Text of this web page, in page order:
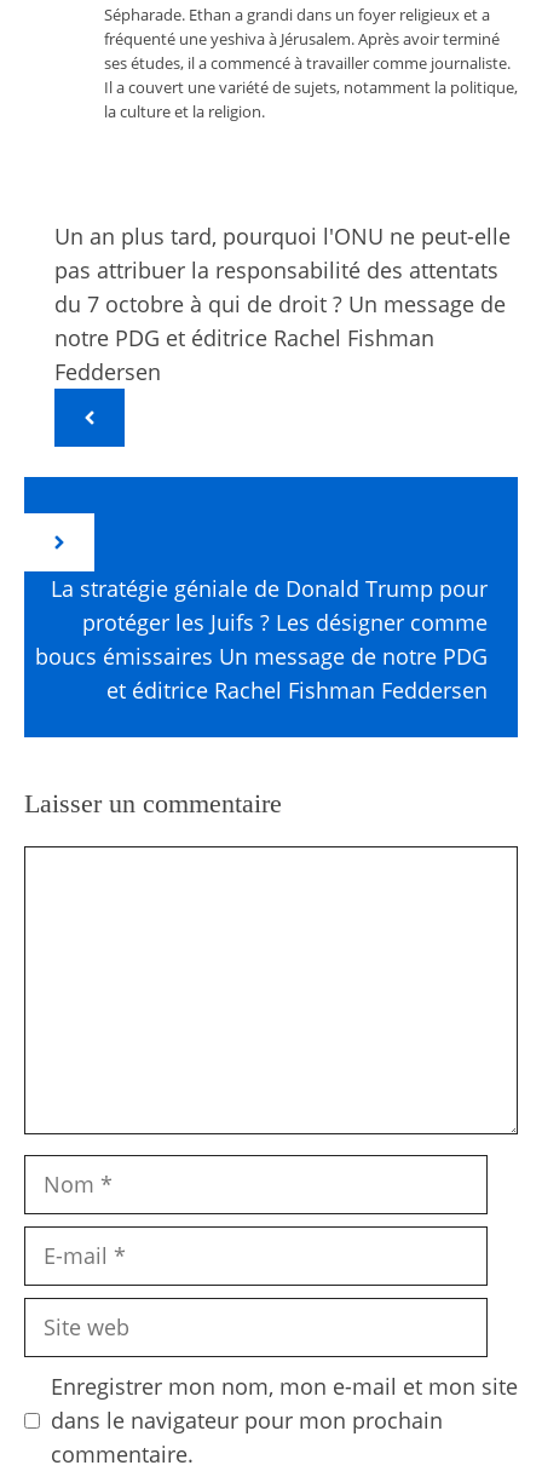
Sépharade. Ethan a grandi dans un foyer religieux et a
fréquenté une yeshiva à Jérusalem. Après avoir terminé
ses études, il a commencé à travailler comme journaliste.
Il a couvert une variété de sujets, notamment la politique,
la culture et la religion.
Un an plus tard, pourquoi l'ONU ne peut-elle
pas attribuer la responsabilité des attentats
du 7 octobre à qui de droit ? Un message de
notre PDG et éditrice Rachel Fishman
Feddersen
La stratégie géniale de Donald Trump pour
protéger les Juifs ? Les désigner comme
boucs émissaires Un message de notre PDG
et éditrice Rachel Fishman Feddersen
Laisser un commentaire
Nom
Site
Enregistrer mon nom, mon e-mail et mon site
dans le navigateur pour mon prochain
commentaire.